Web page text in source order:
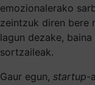
emozionalerako
zeintzuk diren bere
lagun dezake,
sortzaileak.
Gaur egun, startup-